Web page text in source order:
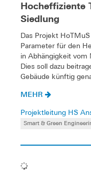
Hocheffiziente
Siedlung
Das Projekt
Parameter für den
in Abhängigkeit vom
Dies soll dazu
Gebäude künftig
MEHR
Projektleitung HS
Smart & Green